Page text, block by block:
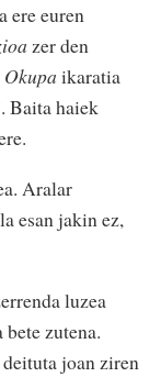
ere euren
zer den
Okupa ikaratia
Baita haiek
Aralar
esan jakin ez,
luzea
zutena.
joan ziren